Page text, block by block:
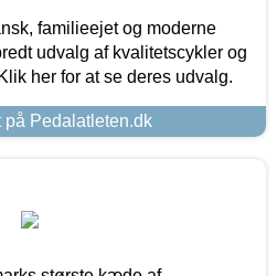
familieejet og moderne
udvalg af kvalitetscykler og
her for at se deres udvalg.
på Pedalatleten.dk